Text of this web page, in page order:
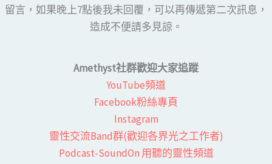
留言，如果晚上7點後我未回覆，可以再傳遞第二次訊息，
造成不便請多見諒。
Amethyst社群歡迎大家追蹤
YouTube頻道
Facebook粉絲專頁​
Instagram
靈性交流Band群(歡迎各界光之工作者)​
Podcast-SoundOn 用聽的靈性頻道